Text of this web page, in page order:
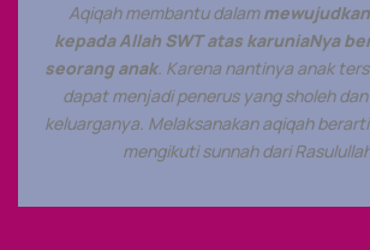
Aqiqah membantu dalam
kepada Allah SWT atas karuniaNya
seorang anak. Karena nantinya anak
dapat menjadi penerus yang sholeh
keluarganya. Melaksanakan aqiqah
mengikuti sunnah dari